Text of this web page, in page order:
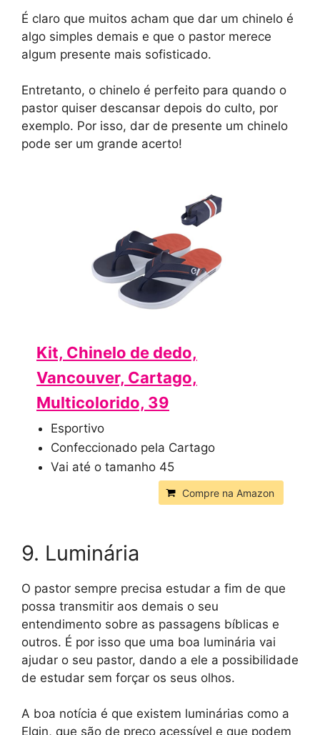
É claro que muitos acham que dar um chinelo é
algo simples demais e que o pastor merece
algum presente mais sofisticado.
Entretanto, o chinelo é perfeito para quando o
pastor quiser descansar depois do culto, por
exemplo. Por isso, dar de presente um chinelo
pode ser um grande acerto!
Kit, Chinelo de dedo,
Vancouver, Cartago,
Multicolorido, 39
Esportivo
Confeccionado pela Cartago
Vai até o tamanho 45
Compre na Amazon
9. Luminária
O pastor sempre precisa estudar a fim de que
possa transmitir aos demais o seu
entendimento sobre as passagens bíblicas e
outros. É por isso que uma boa luminária vai
ajudar o seu pastor, dando a ele a possibilidade
de estudar sem forçar os seus olhos.
A boa notícia é que existem luminárias como a
Elgin, que são de preço acessível e que podem